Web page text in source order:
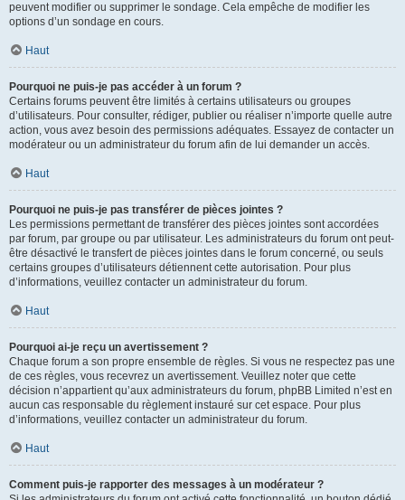
peuvent modifier ou supprimer le sondage. Cela empêche de modifier les
options d’un sondage en cours.
Haut
Pourquoi ne puis-je pas accéder à un forum ?
Certains forums peuvent être limités à certains utilisateurs ou groupes
d’utilisateurs. Pour consulter, rédiger, publier ou réaliser n’importe quelle autre
action, vous avez besoin des permissions adéquates. Essayez de contacter un
modérateur ou un administrateur du forum afin de lui demander un accès.
Haut
Pourquoi ne puis-je pas transférer de pièces jointes ?
Les permissions permettant de transférer des pièces jointes sont accordées
par forum, par groupe ou par utilisateur. Les administrateurs du forum ont peut-
être désactivé le transfert de pièces jointes dans le forum concerné, ou seuls
certains groupes d’utilisateurs détiennent cette autorisation. Pour plus
d’informations, veuillez contacter un administrateur du forum.
Haut
Pourquoi ai-je reçu un avertissement ?
Chaque forum a son propre ensemble de règles. Si vous ne respectez pas une
de ces règles, vous recevrez un avertissement. Veuillez noter que cette
décision n’appartient qu’aux administrateurs du forum, phpBB Limited n’est en
aucun cas responsable du règlement instauré sur cet espace. Pour plus
d’informations, veuillez contacter un administrateur du forum.
Haut
Comment puis-je rapporter des messages à un modérateur ?